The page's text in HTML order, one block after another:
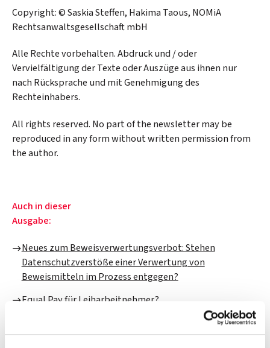
Copyright: © Saskia Steffen, Hakima Taous, NOMiA
Rechtsanwaltsgesellschaft mbH
Alle Rechte vorbehalten. Abdruck und / oder
Vervielfältigung der Texte oder Auszüge aus ihnen nur
nach Rücksprache und mit Genehmigung des
Rechteinhabers.
All rights reserved. No part of the newsletter may be
reproduced in any form without written permission from
the author.
Auch in dieser
Ausgabe:
Neues zum Beweisverwertungsverbot: Stehen
Datenschutzverstöße einer Verwertung von
Beweismitteln im Prozess entgegen?
Equal Pay für Leiharbeitnehmer?
Betriebsratsvorsitzender als Datenschutzbeauftragter?